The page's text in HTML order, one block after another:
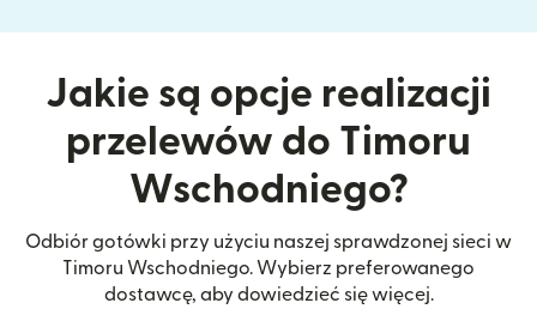
Jakie są opcje realizacji
przelewów do Timoru
Wschodniego?
Odbiór gotówki przy użyciu naszej sprawdzonej sieci w
Timoru Wschodniego. Wybierz preferowanego
dostawcę, aby dowiedzieć się więcej.